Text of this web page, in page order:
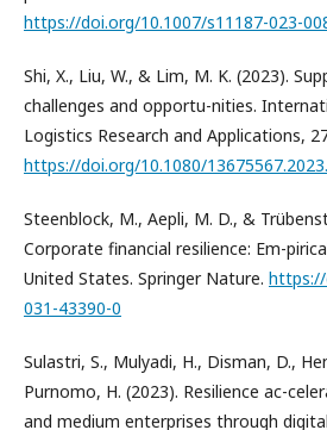
https://doi.org/10.1007/s11187-023-
Shi, X., Liu, W., & Lim, M. K. (2023).
challenges and opportu-nities.
Logistics Research and Applications,
https://doi.org/10.1080/
Steenblock, M., Aepli, M. D., &
Corporate financial resilience: Em-
United States. Springer Nature. https://
031-43390-0
Sulastri, S., Mulyadi, H., Disman, D.,
Purnomo, H. (2023). Resilience ac-
and medium enterprises through